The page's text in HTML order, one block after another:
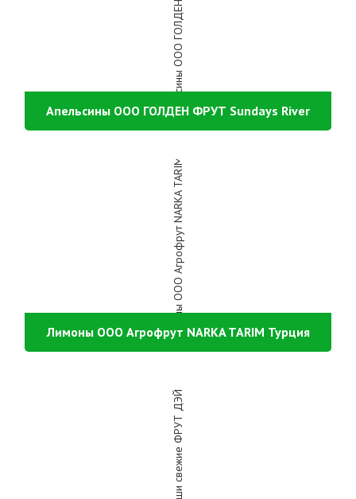
Апельсины ООО ГОЛДЕН ФРУТ Sundays River
Лимоны ООО Агрофрут NARKA TARIM Турция